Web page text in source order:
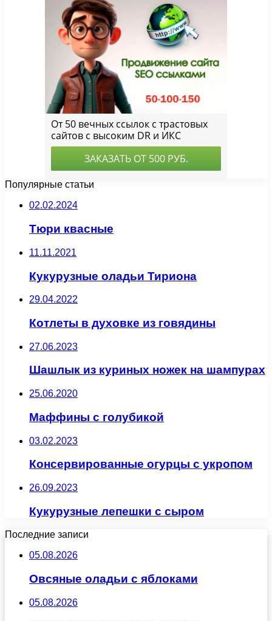
Популярные статьи
02.02.2024
Тюри квасные
11.11.2021
Кукурузные оладьи Тириона
29.04.2022
Котлеты в духовке из говядины
27.06.2023
Шашлык из куриных ножек на шампурах
25.06.2020
Маффины с голубикой
03.02.2023
Консервированные огурцы с укропом
26.09.2023
Кукурузные лепешки с сыром
Последние записи
05.08.2026
Овсяные оладьи с яблоками
05.08.2026